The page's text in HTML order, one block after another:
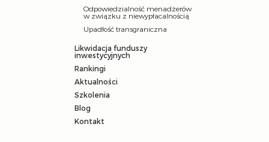
Odpowiedzialność menadżerów
w związku z niewypłacalnością
Upadłość transgraniczna
Likwidacja funduszy
inwestycyjnych
Rankingi
Aktualności
Szkolenia
Blog
Kontakt